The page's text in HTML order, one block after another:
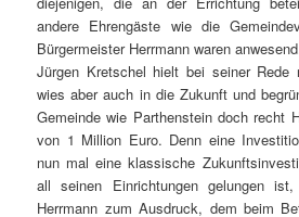
andere Ehrengäste wie die
Bürgermeister Herrmann waren
Jürgen Kretschel hielt bei seiner Rede
wies aber auch in die Zukunft und
Gemeinde wie Parthenstein doch recht
von 1 Million Euro. Denn eine
nun mal eine klassische
all seinen Einrichtungen gelungen ist,
Herrmann zum Ausdruck, dem beim